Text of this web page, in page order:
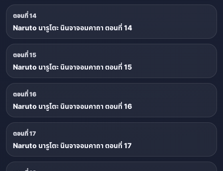
ตอนที่ 14
Naruto นารูโตะ นินจาจอมคาถา ตอนที่ 14
ตอนที่ 15
Naruto นารูโตะ นินจาจอมคาถา ตอนที่ 15
ตอนที่ 16
Naruto นารูโตะ นินจาจอมคาถา ตอนที่ 16
ตอนที่ 17
Naruto นารูโตะ นินจาจอมคาถา ตอนที่ 17